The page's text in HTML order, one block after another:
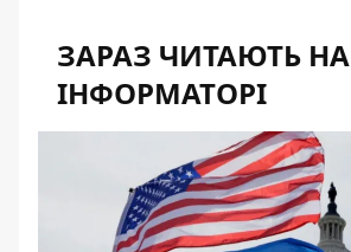
ЗАРАЗ ЧИТАЮТЬ НА
ІНФОРМАТОРІ